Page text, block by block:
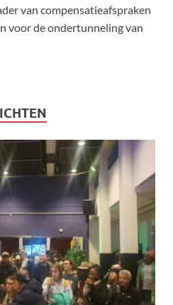
van compensatieafspraken
voor de ondertunneling van